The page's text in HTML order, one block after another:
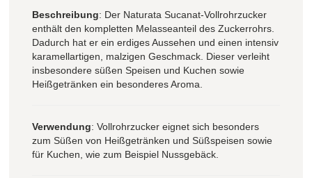
Beschreibung: Der Naturata Sucanat-Vollrohrzucker
enthält den kompletten Melasseanteil des Zuckerrohrs.
Dadurch hat er ein erdiges Aussehen und einen intensiv
karamellartigen, malzigen Geschmack. Dieser verleiht
insbesondere süßen Speisen und Kuchen sowie
Heißgetränken ein besonderes Aroma.
Verwendung: Vollrohrzucker eignet sich besonders
zum Süßen von Heißgetränken und Süßspeisen sowie
für Kuchen, wie zum Beispiel Nussgebäck.